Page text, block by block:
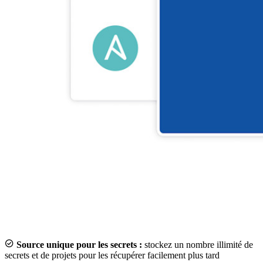
 Source unique pour les secrets : stockez un nombre illimité de
secrets et de projets pour les récupérer facilement plus tard